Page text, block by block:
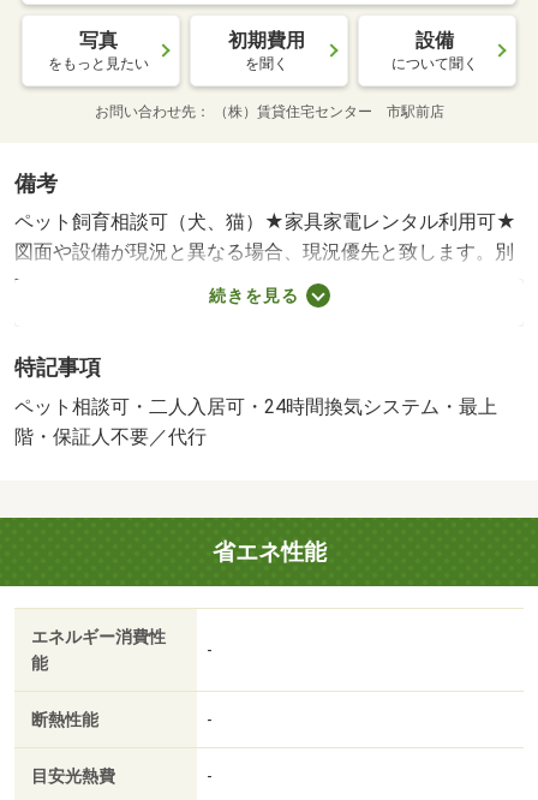
写真
をもっと見たい
初期費用
を聞く
設備
について聞く
お問い合わせ先 （株）賃貸住宅センター 市駅前店
備考
ペット飼育相談可（犬、猫）★家具家電レンタル利用可★
図面や設備が現況と異なる場合、現況優先と致します。別
途月額費用：ｒｕｕｍサポート１，９８０円・賃貸保証
等：加入要（保証委託料 契約時：２．２万円又は２．５
ずれか必要。）・鍵交換代：あり３，３００円～・インタ
ーネット使用料０円★ 宅配ボックス、防犯カメラ完
備！！ ペット飼育相談可（犬、猫）★ 敷地内にペット
介手数料：１．１ヶ月/更新事務手数料 22000円/美装
続きを見る
特記事項
ペット相談可・二人入居可・24時間換気システム・最上
階・保証人不要／代行
省エネ性能
エネルギー消費性
能
-
断熱性能 -
目安光熱費 -